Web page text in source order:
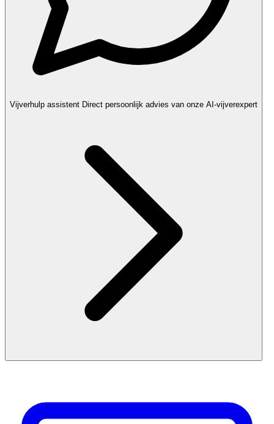
Vijverhulp assistent Direct persoonlijk advies van onze AI-vijverexpert